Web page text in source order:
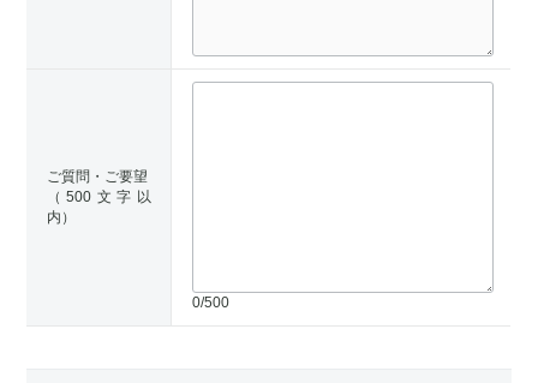
ご質問・ご要望
（500文字以
内）
0/500